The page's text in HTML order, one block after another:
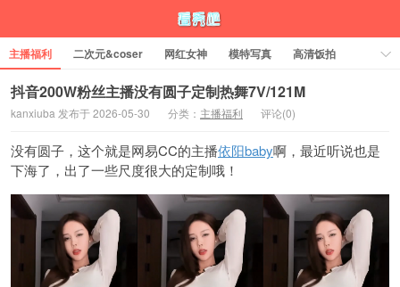
主播福利 二次元&coser 网红女神 模特写真
高清饭拍
内涵图
涨姿势 解压方法 购买邀请码
抖音200W粉丝主播没有圆子定制热舞7V/121M
kanxiuba 发布于 2026-05-30 分类： 主播福利 评论(0)
没有圆子，这个就是网易CC的主播依阳baby啊，最近听说也是
下海了，出了一些尺度很大的定制哦！